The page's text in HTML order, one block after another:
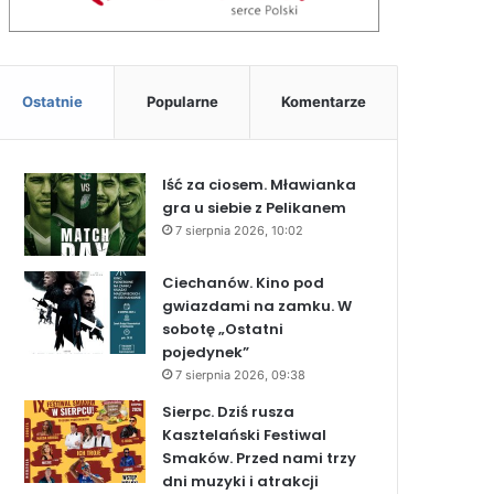
Ostatnie Popularne Komentarze
Iść za ciosem. Mławianka
gra u siebie z Pelikanem
7 sierpnia 2026, 10:02
Ciechanów. Kino pod
gwiazdami na zamku. W
sobotę „Ostatni
pojedynek”
7 sierpnia 2026, 09:38
Sierpc. Dziś rusza
Kasztelański Festiwal
Smaków. Przed nami trzy
dni muzyki i atrakcji